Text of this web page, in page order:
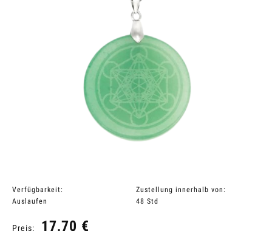
Verfügbarkeit:
Auslaufen
Zustellung innerhalb von:
48 Std
Preis: 17,70 €